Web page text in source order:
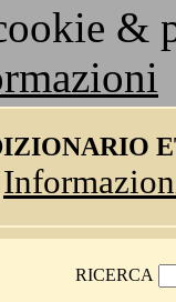
&
RICERCA